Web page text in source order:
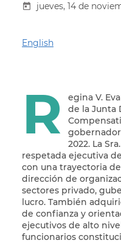
jueves, 14 de
English
R
egina V.
de la Junta
2022.‍‍ La
respetada ejecutiva
con una trayectoria
dirección de
sectores privado,
lucro. También
de confianza y
ejecutivos de alto
funcionarios